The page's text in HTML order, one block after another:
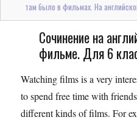
там было в фильмах. На
Сочинение на
фильме. Для 6
Watching films is a very
to spend free time with
different kinds of films. For